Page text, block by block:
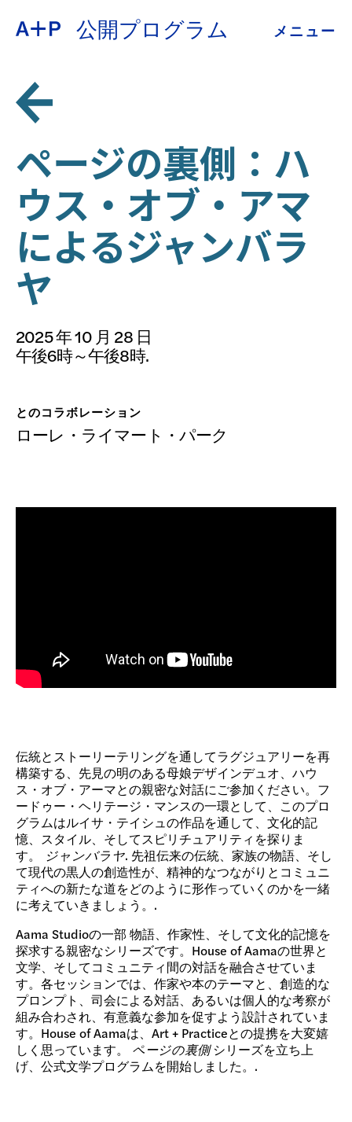
公開プログラム メニュー
約
教育
青少年の育成
展示会
公開プログラム
アーカイブ
寄付
ESPAÑOL
普通话
日本語
ページの裏側：ハ
ウス・オブ・アマ
によるジャンバラ
ヤ
2025 年 10 月 28 日
午後6時～午後8時.
とのコラボレーション
ローレ・ライマート・パーク
伝統とストーリーテリングを通してラグジュアリーを再
構築する、先見の明のある母娘デザインデュオ、ハウ
ス・オブ・アーマとの親密な対話にご参加ください。フ
ードゥー・ヘリテージ・マンスの一環として、このプロ
グラムはルイサ・テイシュの作品を通して、文化的記
憶、スタイル、そしてスピリチュアリティを探りま
す。
ジャンバラヤ. 先祖伝来の伝統、家族の物語、そし
て現代の黒人の創造性が、精神的なつながりとコミュニ
ティへの新たな道をどのように形作っていくのかを一緒
に考えていきましょう。.
Aama Studioの一部 物語、作家性、そして文化的記憶を
探求する親密なシリーズです。House of Aamaの世界と
文学、そしてコミュニティ間の対話を融合させていま
す。各セッションでは、作家や本のテーマと、創造的な
プロンプト、司会による対話、あるいは個人的な考察が
組み合わされ、有意義な参加を促すよう設計されていま
す。House of Aamaは、Art + Practiceとの提携を大変嬉
しく思っています。
ページの裏側シリーズを立ち上
げ、公式文学プログラムを開始しました。.